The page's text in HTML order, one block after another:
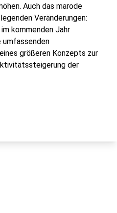
Auch das marode
Veränderungen:
kommenden Jahr
umfassenden
größeren Konzepts zur
der